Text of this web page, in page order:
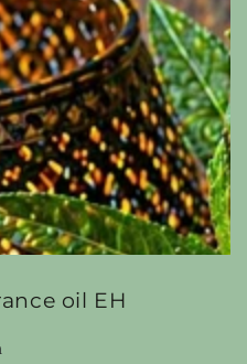
Open
media
{{
index
}}
in
modal
oil EH